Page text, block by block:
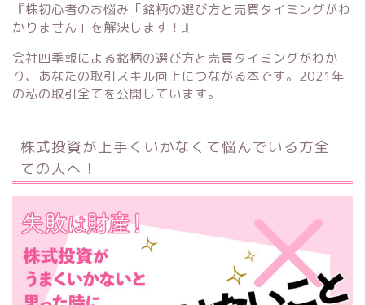
『株初心者のお悩み「銘柄の選び方と売買タイミングがわ
かりません」を解決します！』
会社四季報による銘柄の選び方と売買タイミングがわか
り、あなたの取引スキル向上につながる本です。2021年
の私の取引全てを公開しています。
株式投資が上手くいかなくて悩んでいる方全
ての人へ！